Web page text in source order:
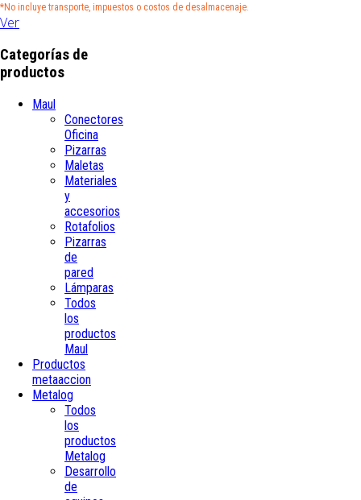
*No incluye transporte, impuestos o costos de desalmacenaje.
Ver
Categorías de
productos
Maul
Conectores
Oficina
Pizarras
Maletas
Materiales
y
accesorios
Rotafolios
Pizarras
de
pared
Lámparas
Todos
los
productos
Maul
Productos
metaaccion
Metalog
Todos
los
productos
Metalog
Desarrollo
de